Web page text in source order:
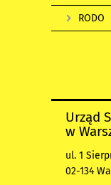
RODO
Urząd
w
ul. 1
02-134